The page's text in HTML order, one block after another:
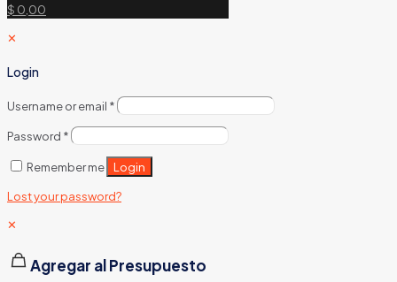
$ 0,00
✕
Login
Username or email *
Password *
Remember me Login
Lost your password?
✕
Agregar al Presupuesto